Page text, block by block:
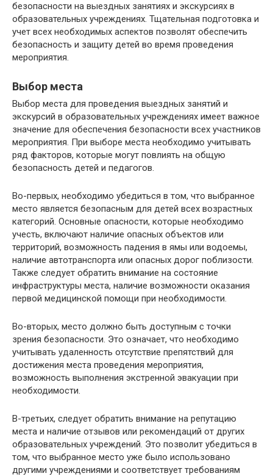
безопасности на выездных занятиях и экскурсиях в
образовательных учреждениях. Тщательная подготовка и
учет всех необходимых аспектов позволят обеспечить
безопасность и защиту детей во время проведения
мероприятия.
Выбор места
Выбор места для проведения выездных занятий и
экскурсий в образовательных учреждениях имеет важное
значение для обеспечения безопасности всех участников
мероприятия. При выборе места необходимо учитывать
ряд факторов, которые могут повлиять на общую
безопасность детей и педагогов.
Во-первых, необходимо убедиться в том, что выбранное
место является безопасным для детей всех возрастных
категорий. Основные опасности, которые необходимо
учесть, включают наличие опасных объектов или
территорий, возможность падения в ямы или водоемы,
наличие автотранспорта или опасных дорог поблизости.
Также следует обратить внимание на состояние
инфраструктуры места, наличие возможности оказания
первой медицинской помощи при необходимости.
Во-вторых, место должно быть доступным с точки
зрения безопасности. Это означает, что необходимо
учитывать удаленность отсутствие препятствий для
достижения места проведения мероприятия,
возможность выполнения экстренной эвакуации при
необходимости.
В-третьих, следует обратить внимание на репутацию
места и наличие отзывов или рекомендаций от других
образовательных учреждений. Это позволит убедиться в
том, что выбранное место уже было использовано
другими учреждениями и соответствует требованиям